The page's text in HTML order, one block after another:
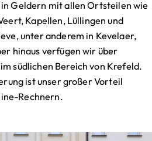
Geldern mit allen Ortsteilen wie
Kapellen, Lüllingen und
unter anderem in Kevelaer,
hinaus verfügen wir über
südlichen Bereich von Krefeld.
ist unser großer Vorteil
Rechnern.